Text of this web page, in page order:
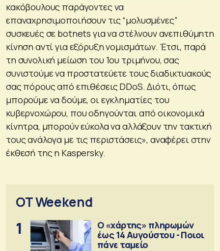
κακόβουλους παράγοντες να
επαναχρησιμοποιήσουν τις “μολυσμένες”
συσκευές σε botnets για να στέλνουν ανεπιθύμητη
κίνηση αντί για εξόρυξη νομισμάτων. Έτσι, παρά
τη συνολική μείωση του 1ου τριμήνου, σας
συνιστούμε να προστατεύετε τους διαδικτυακούς
σας πόρους από επιθέσεις DDoS. Διότι, όπως
μπορούμε να δούμε, οι εγκληματίες του
κυβερνοχώρου, που οδηγούνται από οικονομικά
κίνητρα, μπορούν εύκολα να αλλάξουν την τακτική
τους ανάλογα με τις περιστάσεις», αναφέρει στην
έκθεσή της η Kaspersky.
OT Weekend
1
Ο «χάρτης» πληρωμών
έως 14 Αυγούστου - Ποιοι
πάνε ταμείο